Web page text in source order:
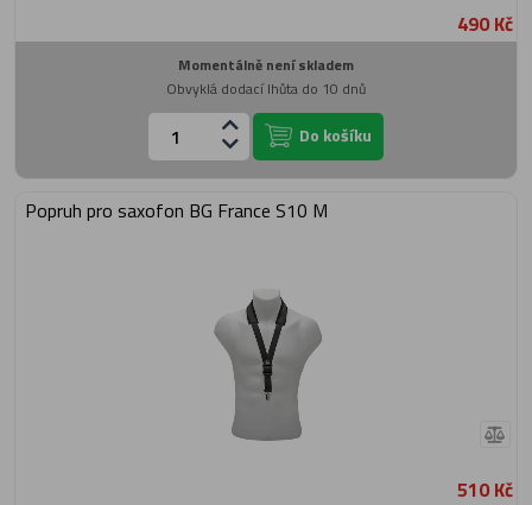
490 Kč
Momentálně není skladem
Obvyklá dodací lhůta do 10 dnů
Do košíku
Popruh pro saxofon BG France S10 M
510 Kč